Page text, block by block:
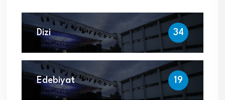
Dizi 34
Edebiyat 19